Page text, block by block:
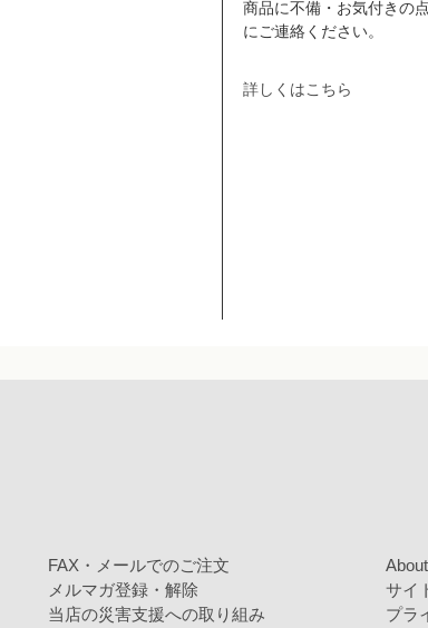
商品に不備・お気付きの
にご連絡ください。
詳しくはこちら
FAX・メールでのご注文
メルマガ登録・解除
当店の災害支援への取り組み
サイ
プラ